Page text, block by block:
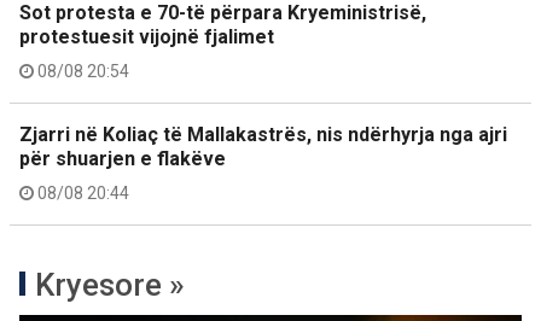
Sot protesta e 70-të përpara Kryeministrisë,
protestuesit vijojnë fjalimet
08/08 20:54
Zjarri në Koliaç të Mallakastrës, nis ndërhyrja nga ajri
për shuarjen e flakëve
08/08 20:44
Kryesore »